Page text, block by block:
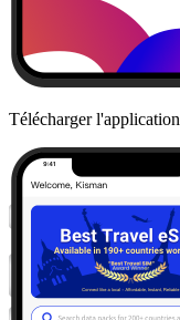
Télécharger l'application